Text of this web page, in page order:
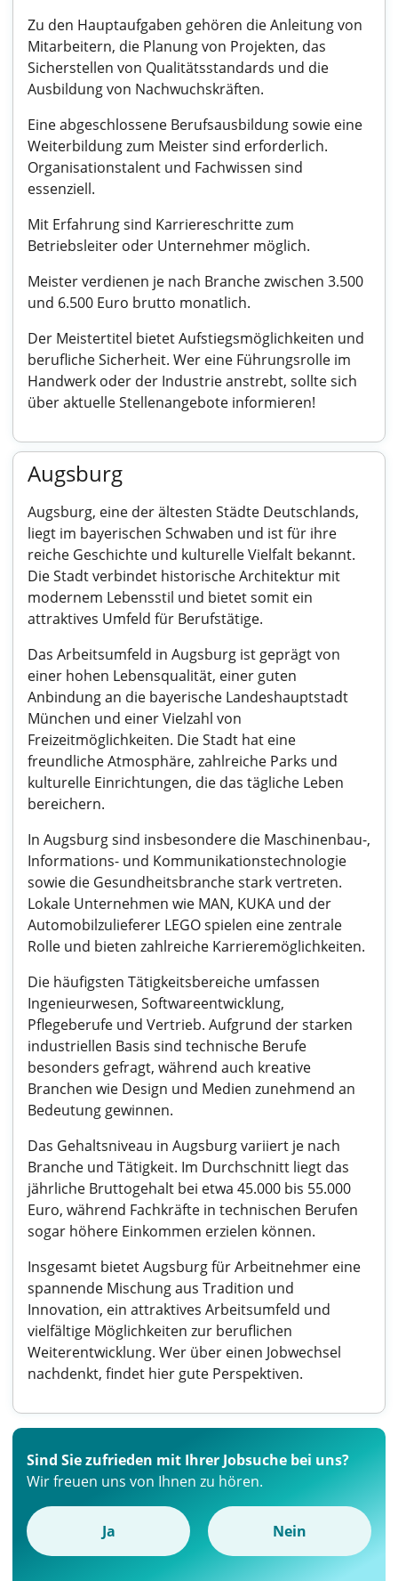
Zu den Hauptaufgaben gehören die Anleitung von
Mitarbeitern, die Planung von Projekten, das
Sicherstellen von Qualitätsstandards und die
Ausbildung von Nachwuchskräften.
Eine abgeschlossene Berufsausbildung sowie eine
Weiterbildung zum Meister sind erforderlich.
Organisationstalent und Fachwissen sind
essenziell.
Mit Erfahrung sind Karriereschritte zum
Betriebsleiter oder Unternehmer möglich.
Meister verdienen je nach Branche zwischen 3.500
und 6.500 Euro brutto monatlich.
Der Meistertitel bietet Aufstiegsmöglichkeiten und
berufliche Sicherheit. Wer eine Führungsrolle im
Handwerk oder der Industrie anstrebt, sollte sich
über aktuelle Stellenangebote informieren!
Augsburg
Augsburg, eine der ältesten Städte Deutschlands,
liegt im bayerischen Schwaben und ist für ihre
reiche Geschichte und kulturelle Vielfalt bekannt.
Die Stadt verbindet historische Architektur mit
modernem Lebensstil und bietet somit ein
attraktives Umfeld für Berufstätige.
Das Arbeitsumfeld in Augsburg ist geprägt von
einer hohen Lebensqualität, einer guten
Anbindung an die bayerische Landeshauptstadt
München und einer Vielzahl von
Freizeitmöglichkeiten. Die Stadt hat eine
freundliche Atmosphäre, zahlreiche Parks und
kulturelle Einrichtungen, die das tägliche Leben
bereichern.
In Augsburg sind insbesondere die Maschinenbau-,
Informations- und Kommunikationstechnologie
sowie die Gesundheitsbranche stark vertreten.
Lokale Unternehmen wie MAN, KUKA und der
Automobilzulieferer LEGO spielen eine zentrale
Rolle und bieten zahlreiche Karrieremöglichkeiten.
Die häufigsten Tätigkeitsbereiche umfassen
Ingenieurwesen, Softwareentwicklung,
Pflegeberufe und Vertrieb. Aufgrund der starken
industriellen Basis sind technische Berufe
besonders gefragt, während auch kreative
Branchen wie Design und Medien zunehmend an
Bedeutung gewinnen.
Das Gehaltsniveau in Augsburg variiert je nach
Branche und Tätigkeit. Im Durchschnitt liegt das
jährliche Bruttogehalt bei etwa 45.000 bis 55.000
Euro, während Fachkräfte in technischen Berufen
sogar höhere Einkommen erzielen können.
Insgesamt bietet Augsburg für Arbeitnehmer eine
spannende Mischung aus Tradition und
Innovation, ein attraktives Arbeitsumfeld und
vielfältige Möglichkeiten zur beruflichen
Weiterentwicklung. Wer über einen Jobwechsel
nachdenkt, findet hier gute Perspektiven.
Sind Sie zufrieden mit Ihrer Jobsuche bei uns?
Wir freuen uns von Ihnen zu hören.
Ja Nein